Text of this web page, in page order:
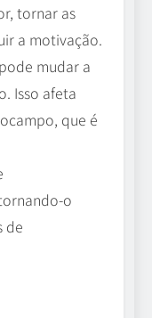
tornar as
a motivação.
mudar a
Isso afeta
que é
o
de